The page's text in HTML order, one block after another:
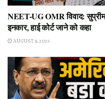
NEET-UG OMR विवाद: सुप्रीम
इनकार, हाई कोर्ट जाने को कहा
AUGUST 8, 2026